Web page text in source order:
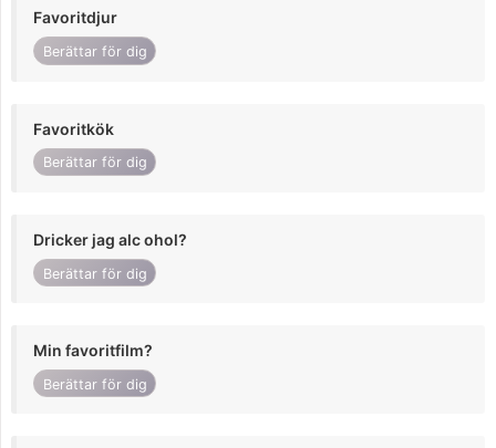
Favoritdjur
Berättar för dig
Favoritkök
Berättar för dig
Dricker jag alc ohol?
Berättar för dig
Min favoritfilm?
Berättar för dig